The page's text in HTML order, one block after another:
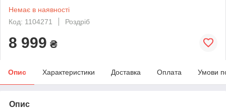
Немає в наявності
Код: 1104271
Роздріб
8 999 ₴
Опис Характеристики Доставка Оплата Умови
Опис